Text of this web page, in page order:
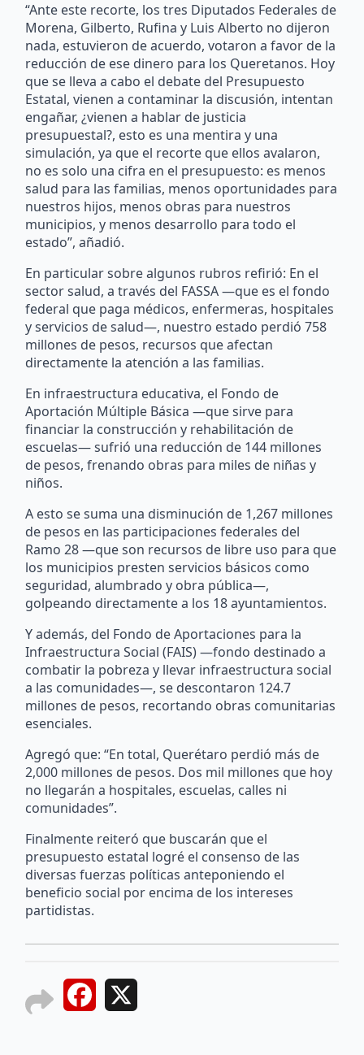
“Ante este recorte, los tres Diputados Federales de
Morena, Gilberto, Rufina y Luis Alberto no dijeron
nada, estuvieron de acuerdo, votaron a favor de la
reducción de ese dinero para los Queretanos. Hoy
que se lleva a cabo el debate del Presupuesto
Estatal, vienen a contaminar la discusión, intentan
engañar, ¿vienen a hablar de justicia
presupuestal?, esto es una mentira y una
simulación, ya que el recorte que ellos avalaron,
no es solo una cifra en el presupuesto: es menos
salud para las familias, menos oportunidades para
nuestros hijos, menos obras para nuestros
municipios, y menos desarrollo para todo el
estado”, añadió.
En particular sobre algunos rubros refirió: En el
sector salud, a través del FASSA —que es el fondo
federal que paga médicos, enfermeras, hospitales
y servicios de salud—, nuestro estado perdió 758
millones de pesos, recursos que afectan
directamente la atención a las familias.
En infraestructura educativa, el Fondo de
Aportación Múltiple Básica —que sirve para
financiar la construcción y rehabilitación de
escuelas— sufrió una reducción de 144 millones
de pesos, frenando obras para miles de niñas y
niños.
A esto se suma una disminución de 1,267 millones
de pesos en las participaciones federales del
Ramo 28 —que son recursos de libre uso para que
los municipios presten servicios básicos como
seguridad, alumbrado y obra pública—,
golpeando directamente a los 18 ayuntamientos.
Y además, del Fondo de Aportaciones para la
Infraestructura Social (FAIS) —fondo destinado a
combatir la pobreza y llevar infraestructura social
a las comunidades—, se descontaron 124.7
millones de pesos, recortando obras comunitarias
esenciales.
Agregó que: “En total, Querétaro perdió más de
2,000 millones de pesos. Dos mil millones que hoy
no llegarán a hospitales, escuelas, calles ni
comunidades”.
Finalmente reiteró que buscarán que el
presupuesto estatal logré el consenso de las
diversas fuerzas políticas anteponiendo el
beneficio social por encima de los intereses
partidistas.
Facebook